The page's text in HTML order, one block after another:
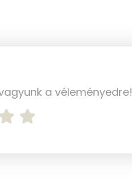
a véleményedre!